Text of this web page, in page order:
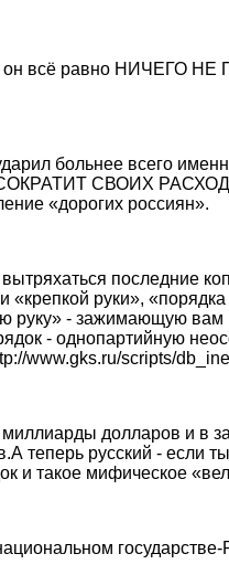
он всё равно НИЧЕГО
больнее всего
СВОИХ
«дорогих россиян».
последние
руки»,
руку» - зажимающую
- однопартийную
www.gks.ru/scripts/
долларов и в
теперь русский - если
и такое мифическое